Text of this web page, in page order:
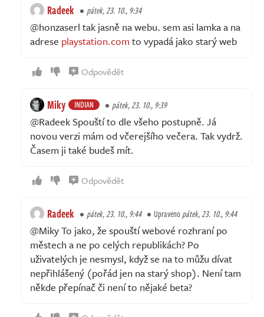
Radeek pátek, 23. 10., 9:34
@honzaserl tak jasně na webu. sem asi lamka a na
adrese playstation.com to vypadá jako starý web
Odpovědět
Miky INDIAN pátek, 23. 10., 9:39
@Radeek Spouští to dle všeho postupně. Já
novou verzi mám od včerejšího večera. Tak vydrž.
Časem ji také budeš mít.
Odpovědět
Radeek pátek, 23. 10., 9:44 Upravenopátek, 23. 10., 9:44
@Miky To jako, že spouští webové rozhraní po
městech a ne po celých republikách? Po
uživatelých je nesmysl, když se na to můžu dívat
nepřihlášený (pořád jen na starý shop). Není tam
někde přepínač či není to nějaké beta?